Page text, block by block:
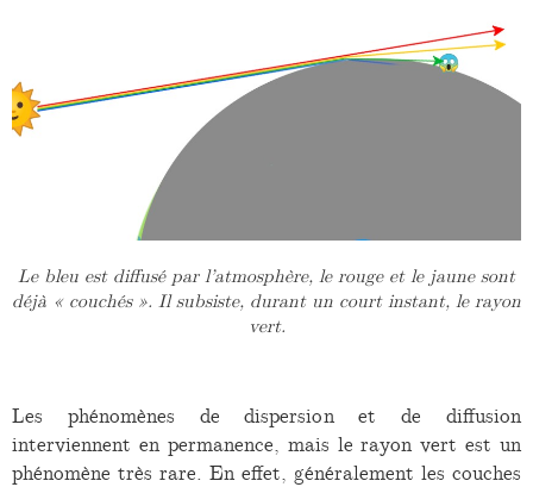
Le bleu est diffusé par l’atmosphère, le rouge et le jaune sont
déjà « couchés ». Il subsiste, durant un court instant, le rayon
vert.
Les phénomènes de dispersion et de diffusion
interviennent en permanence, mais le rayon vert est un
phénomène très rare. En effet, généralement les couches